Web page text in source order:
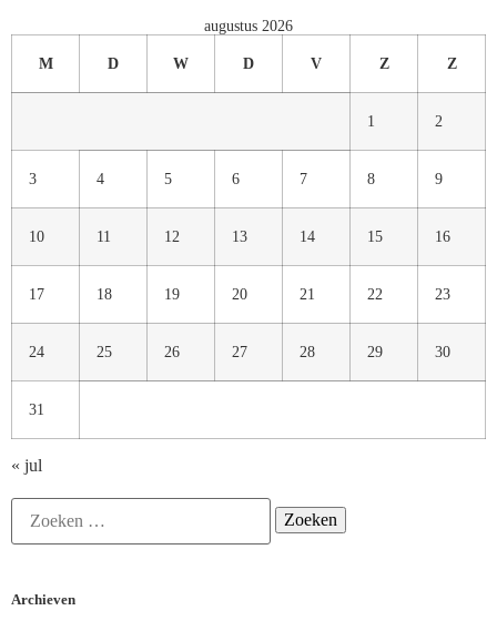
augustus 2026
M D W D V Z Z
1 2
3 4 5 6 7 8 9
10 11 12 13 14 15 16
17 18 19 20 21 22 23
24 25 26 27 28 29 30
31
« jul
Archieven